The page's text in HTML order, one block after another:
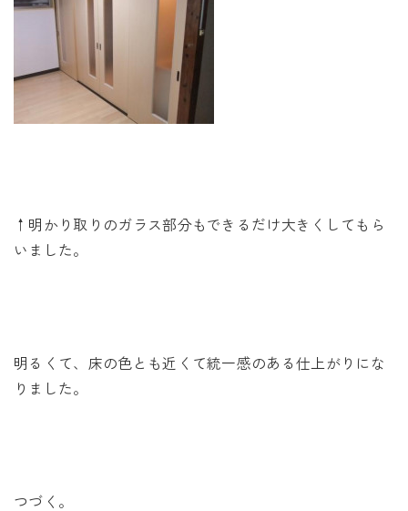
↑明かり取りのガラス部分もできるだけ大きくしてもら
いました。
明るくて、床の色とも近くて統一感のある仕上がりにな
りました。
つづく。